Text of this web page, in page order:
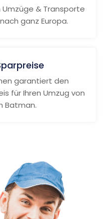
Umzüge & Transporte
ganz Europa.
garantiert den
für Ihren Umzug von
Batman.